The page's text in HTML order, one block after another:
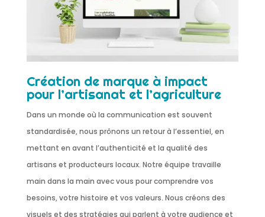
Création de marque à impact
pour l’artisanat et l’agriculture
Dans un monde où la communication est souvent
standardisée, nous prônons un retour à l’essentiel, en
mettant en avant l’authenticité et la qualité des
artisans et producteurs locaux. Notre équipe travaille
main dans la main avec vous pour comprendre vos
besoins, votre histoire et vos valeurs. Nous créons des
visuels et des stratégies qui parlent à votre audience et